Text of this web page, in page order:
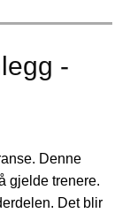
-
Denne
gjelde trenere.
Det blir